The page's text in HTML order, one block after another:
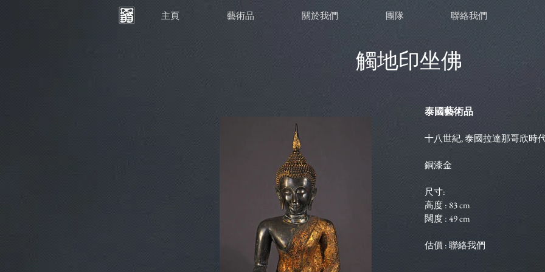
主頁 藝術品 關於我們 團隊 聯絡我們
觸地印坐佛
泰國藝術品
十八世紀, 泰國拉達那哥欣時
銅漆金
尺寸:
高度 : 83 cm
闊度 : 49 cm
估價 : 聯絡我們